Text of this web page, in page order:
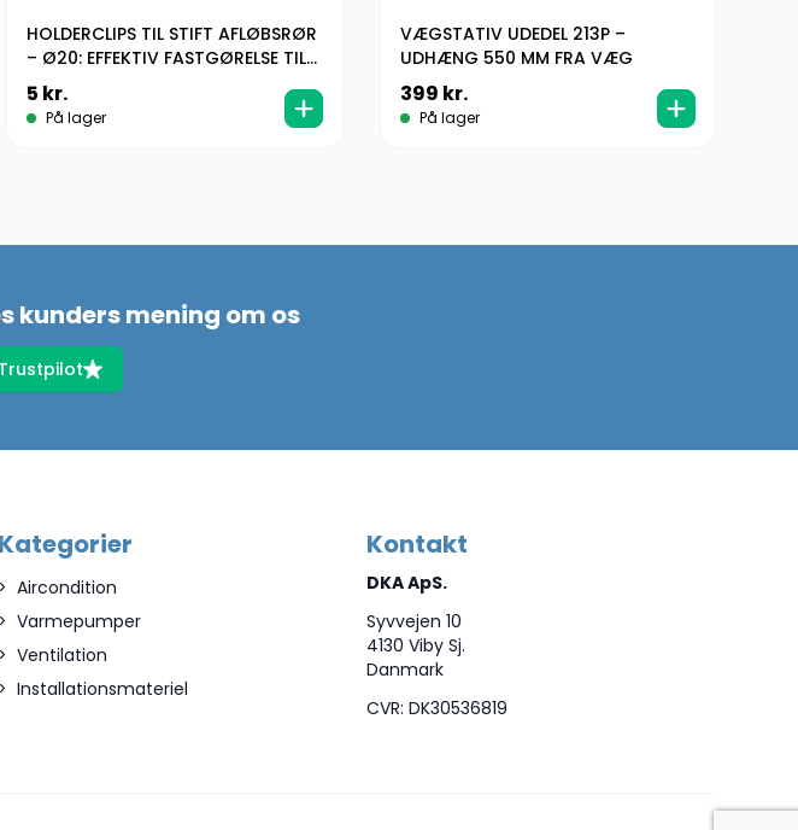
HOLDERCLIPS TIL STIFT AFLØBSRØR
– Ø20: EFFEKTIV FASTGØRELSE TIL
KLIMAANLÆG
5 kr.
På lager
VÆGSTATIV UDEDEL 213P –
UDHÆNG 550 MM FRA VÆG
399 kr.
På lager
kunders mening om os
Kategorier
Aircondition
Varmepumper
Ventilation
Installationsmateriel
Kontakt
DKA ApS.
Syvvejen 10
4130 Viby Sj.
Danmark
CVR: DK30536819